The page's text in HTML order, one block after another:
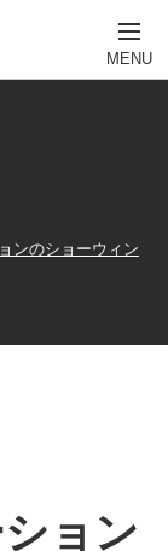
ンのショーウィン
ョン